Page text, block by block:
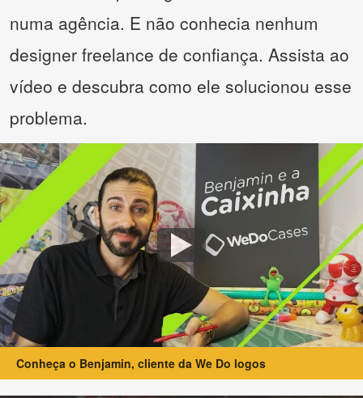
numa agência. E não conhecia nenhum
designer freelance de confiança. Assista ao
vídeo e descubra como ele solucionou esse
problema.
Conheça o Benjamin, cliente da We Do logos